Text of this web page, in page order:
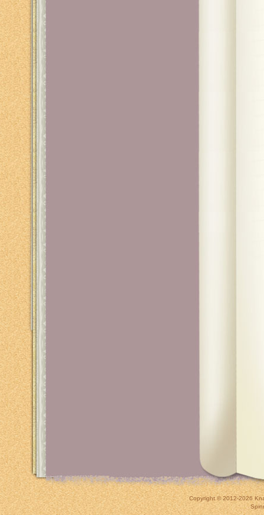
Copyright © 2012-2026